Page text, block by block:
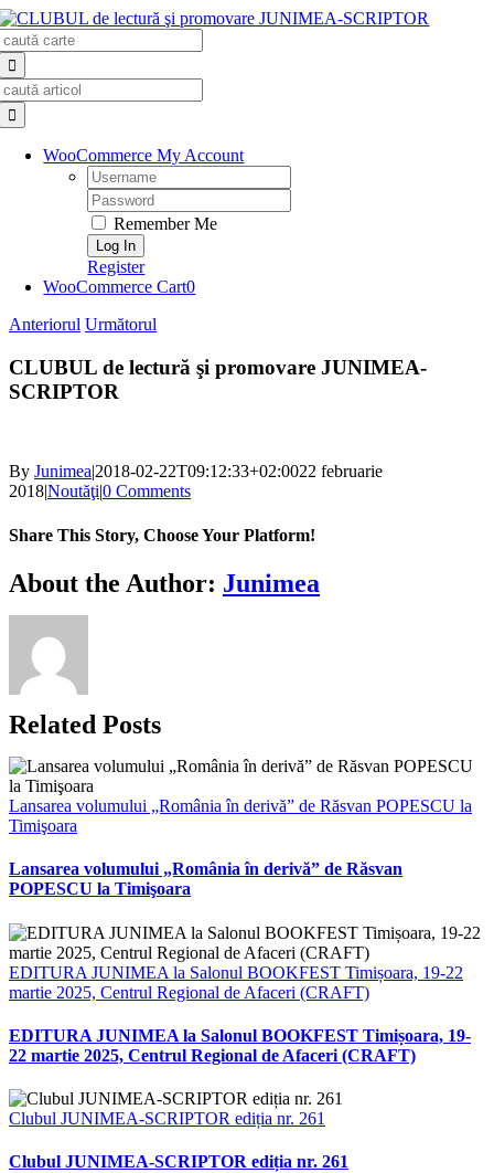
Skip
to
content
WooCommerce My Account
Username:
Password:
Remember Me
Register
WooCommerce Cart0
Anteriorul Următorul
CLUBUL de lectură şi promovare JUNIMEA-
SCRIPTOR
By Junimea|2018-02-22T09:12:33+02:0022 februarie
2018|Noutăţi|0 Comments
Share This Story, Choose Your Platform!
Facebook
X
Bluesky
Reddit
LinkedIn
WhatsApp
Telegram
Tumblr
Xing
Email
Copy
Link
About the Author: Junimea
Related Posts
Lansarea volumului „România în derivă” de Răsvan POPESCU la
Timişoara
Lansarea volumului „România în derivă” de Răsvan
POPESCU la Timişoara
EDITURA JUNIMEA la Salonul BOOKFEST Timișoara, 19-22
martie 2025, Centrul Regional de Afaceri (CRAFT)
EDITURA JUNIMEA la Salonul BOOKFEST Timișoara, 19-
22 martie 2025, Centrul Regional de Afaceri (CRAFT)
Clubul JUNIMEA-SCRIPTOR ediția nr. 261
Clubul JUNIMEA-SCRIPTOR ediția nr. 261